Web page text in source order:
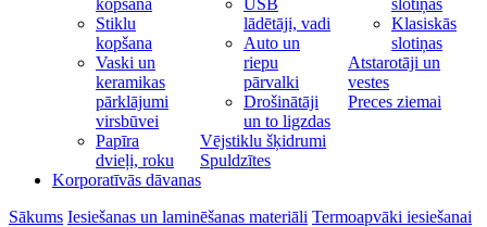
kopšana
Stiklu
kopšana
Vaski un
keramikas
pārklājumi
virsbūvei
Papīra
dvieļi, roku
USB
lādētāji, vadi
Auto un
riepu
pārvalki
Drošinātāji
un to ligzdas
Vējstiklu šķidrumi
Spuldzītes
slotiņas
Klasiskās
slotiņas
Atstarotāji un
vestes
Preces ziemai
Korporatīvās dāvanas
Sākums Iesiešanas un laminēšanas materiāli Termoapvāki iesiešanai